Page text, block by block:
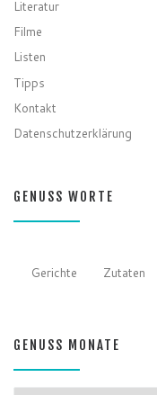
Literatur
Filme
Listen
Tipps
Kontakt
Datenschutzerklärung
GENUSS WORTE
Gerichte Zutaten
GENUSS MONATE